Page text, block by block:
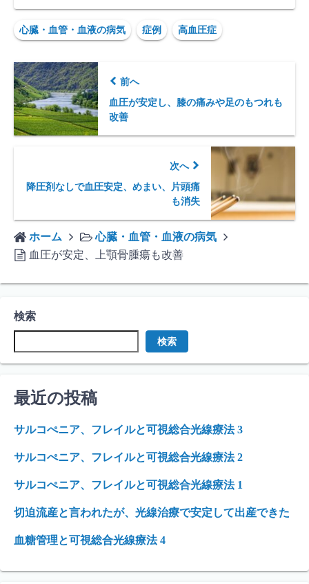
心臓・血管・血液の病気 症例 高血圧症
前へ
血圧が安定し、膝の痛みや足のもつれも
改善
次へ
降圧剤なしで血圧安定、めまい、片頭痛
も消失
ホーム
心臓・血管・血液の病気
血圧が安定、上顎骨腫瘍も改善
検索
検索
最近の投稿
サルコぺニア、フレイルと可視総合光線療法 3
サルコぺニア、フレイルと可視総合光線療法 2
サルコぺニア、フレイルと可視総合光線療法 1
切迫流産と言われたが、光線治療で安定して出産できた
血糖管理と可視総合光線療法 4